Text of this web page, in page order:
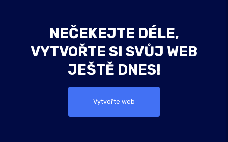
NEČEKEJTE DÉLE,
VYTVOŘTE SI SVŮJ WEB
JEŠTĚ DNES!
Vytvořte web